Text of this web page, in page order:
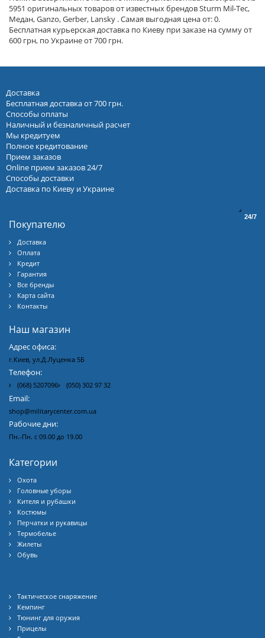
5951 оригинальных товаров от известных брендов Sturm Mil-Tec,
Медан, Ganzo, Gerber, Lansky . Самая выгодная цена от: 0.
Бесплатная курьерская доставка по Киеву при заказе на сумму от
600 грн, по Украине от 700 грн.
Доставка
Бесплатная доставка от 700 грн.
Способы оплаты
Наличный и безналичный расчет
Мы кредитуем
Полное кредитование
Прием заказов
Online прием заказов 24/7
Способы доставки
Доставка по Киеву и Украине
24/7
Покупателю
Доставка
Оплата
Кредит
Гарантия
Все бренды
Карта сайта
Контакты
Наш магазин
Адрес офиса:
г.Киев, ул.Д.Луценка 5Б
Телефон:
(068) 5207096 (050) 302 97 32
Email:
shop@militarycenter.com.ua
Рабочие дни:
Пн.-Пн. с 09.00 до 19.00
Категории
Охота
Головные уборы
Кителя и рубашки
Костюмы
Перчатки и рукавицы
Термобелье
Жилеты
Обувь
Тактическое снаряжение
Кемпинг
Тюнинг для оружия
Прицелы